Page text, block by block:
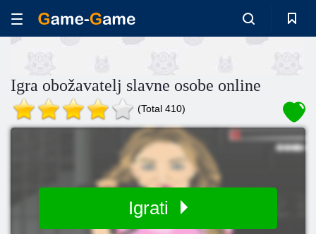
Igra obožavatelj slavne osobe online
(Total 410)
Igrati